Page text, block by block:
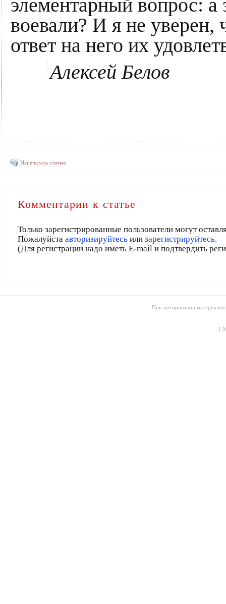
элементарный вопрос: а
воевали? И я не уверен,
ответ на него их
Алексей Белов
Напечатать статью
Комментарии к статье
Только зарегистрированные пользователи могут
Пожалуйста авторизируйтесьили зарегистрируйтесь.
(Для регистрации надо иметь E-mail и подтвердить
При цитировании материалов
[